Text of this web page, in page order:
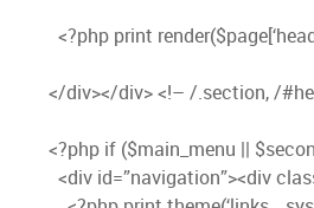
<?php print
</div></div> <!– /.section, /
<?php if ($main_menu ||
<div id=”navigation”><div